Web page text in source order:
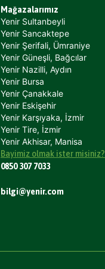
Mağazalarımız
Yenir Sultanbeyli
Yenir Sancaktepe
Yenir Şerifali, Ümraniye
Yenir Güneşli, Bağcılar
Yenir Nazilli, Aydın
Yenir Bursa
Yenir Çanakkale
Yenir Eskişehir
Yenir Karşıyaka, İzmir
Yenir Tire, İzmir
Yenir Akhisar, Manisa
Bayimiz olmak ister misiniz?
0850 307 7033
bilgi@yenir.com